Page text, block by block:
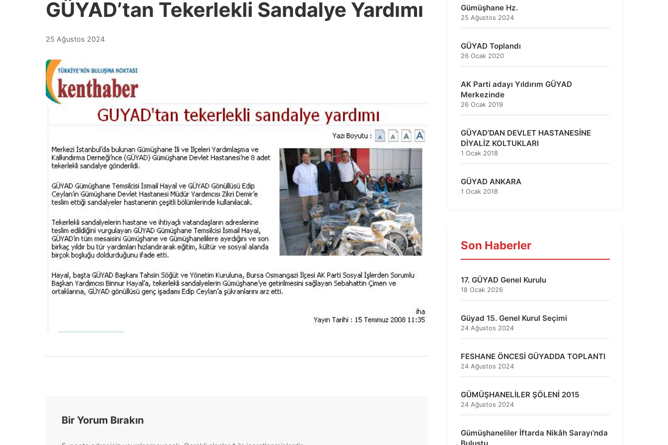
GÜYAD’tan Tekerlekli Sandalye Yardımı
25 Ağustos 2024
Bir Yorum Bırakın
Gümüşhane Hz.
25 Ağustos 2024
GÜYAD Toplandı
26 Ocak 2020
AK Parti adayı Yıldırım GÜYAD
Merkezinde
26 Ocak 2019
GÜYAD’DAN DEVLET HASTANESİNE
DİYALİZ KOLTUKLARI
1 Ocak 2018
GÜYAD ANKARA
1 Ocak 2018
Son Haberler
17. GÜYAD Genel Kurulu
18 Ocak 2026
Güyad 15. Genel Kurul Seçimi
24 Ağustos 2024
FESHANE ÖNCESİ GÜYADDA TOPLANTI
24 Ağustos 2024
GÜMÜŞHANELİLER ŞÖLENİ 2015
24 Ağustos 2024
Gümüşhaneliler İftarda Nikâh Sarayı’nda